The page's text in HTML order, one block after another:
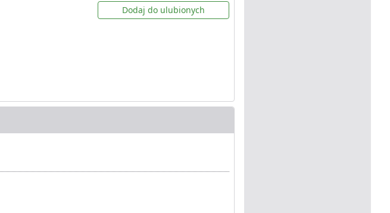
Dodaj do ulubionych